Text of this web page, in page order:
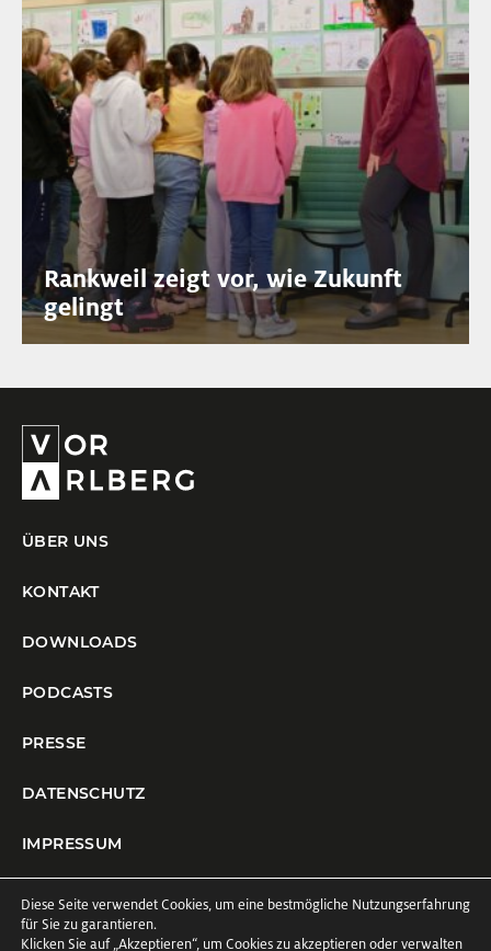
Rankweil zeigt vor, wie Zukunft
gelingt
ÜBER UNS
KONTAKT
DOWNLOADS
PODCASTS
PRESSE
DATENSCHUTZ
IMPRESSUM
COOKIE-EINSTELLUNGEN
Diese Seite verwendet Cookies, um eine bestmögliche Nutzungserfahrung
für Sie zu garantieren.
Klicken Sie auf„Akzeptieren“, um Cookies zu akzeptieren oder verwalten